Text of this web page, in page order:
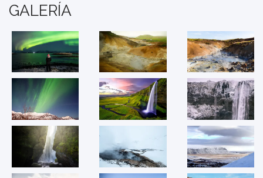
GALERÍA